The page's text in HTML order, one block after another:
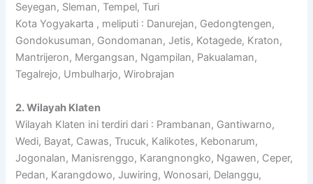
Seyegan, Sleman, Tempel, Turi
Kota Yogyakarta , meliputi : Danurejan, Gedongtengen,
Gondokusuman, Gondomanan, Jetis, Kotagede, Kraton,
Mantrijeron, Mergangsan, Ngampilan, Pakualaman,
Tegalrejo, Umbulharjo, Wirobrajan
2. Wilayah Klaten
Wilayah Klaten ini terdiri dari : Prambanan, Gantiwarno,
Wedi, Bayat, Cawas, Trucuk, Kalikotes, Kebonarum,
Jogonalan, Manisrenggo, Karangnongko, Ngawen, Ceper,
Pedan, Karangdowo, Juwiring, Wonosari, Delanggu,